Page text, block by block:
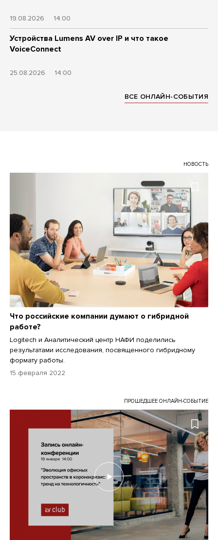
НОВОСТЬ
Что российские компании думают о гибридной
работе?
Logitech и Аналитический центр НАФИ поделились
результатами исследования, посвященного гибридному
формату работы.
15 февраля 2022
ПРОШЕДШЕЕ ОНЛАЙН-СОБЫТИЕ
19.08.2026 14:00
Устройства Lumens AV over IP и что такое
VoiceConnect
25.08.2026 14:00
ВСЕ ОНЛАЙН-СОБЫТИЯ